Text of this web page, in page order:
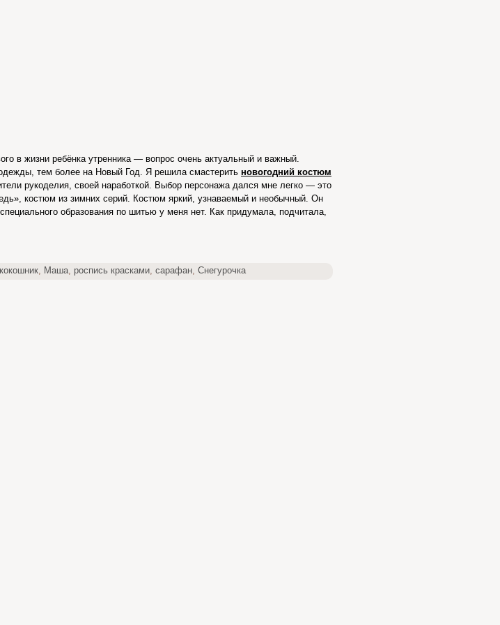
в жизни ребёнка утренника — вопрос очень актуальный и важный.
тем более на Новый Год. Я решила смастерить новогодний костюм
рукоделия, своей наработкой. Выбор персонажа дался мне легко — это
костюм из зимних серий. Костюм яркий, узнаваемый и необычный. Он
образования по шитью у меня нет. Как придумала, подчитала,
кокошник, Маша, роспись красками, сарафан, Снегурочка